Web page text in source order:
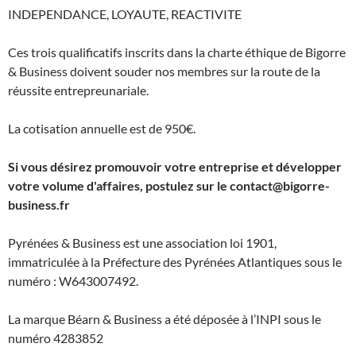
INDEPENDANCE, LOYAUTE, REACTIVITE
Ces trois qualificatifs inscrits dans la charte éthique de Bigorre
& Business doivent souder nos membres sur la route de la
réussite entrepreunariale.
La cotisation annuelle est de 950€.
Si vous désirez promouvoir votre entreprise et développer
votre volume d'affaires, postulez sur le contact@bigorre-
business.fr
Pyrénées & Business est une association loi 1901,
immatriculée à la Préfecture des Pyrénées Atlantiques sous le
numéro : W643007492.
La marque Béarn & Business a été déposée à l’INPI sous le
numéro 4283852